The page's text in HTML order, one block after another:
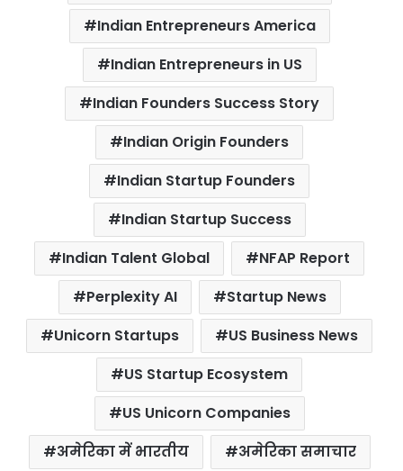
p
s
t
Indian Entrepreneurs America
Indian Entrepreneurs in US
Indian Founders Success Story
Indian Origin Founders
Indian Startup Founders
Indian Startup Success
Indian Talent Global
NFAP Report
Perplexity AI
Startup News
Unicorn Startups
US Business News
US Startup Ecosystem
US Unicorn Companies
अमेरिका में भारतीय
अमेरिका समाचार